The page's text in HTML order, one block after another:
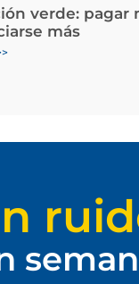
verde: pagar
más